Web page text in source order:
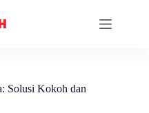
Solusi Kokoh dan